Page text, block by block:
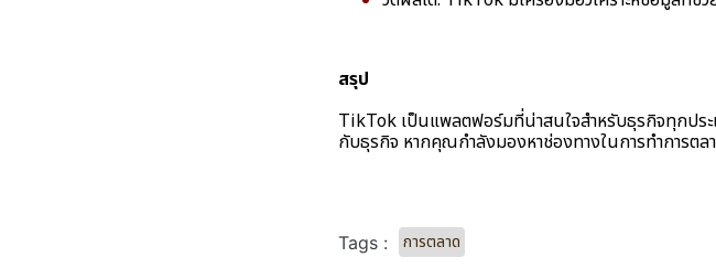
สรุป
TikTok เป็นแพลตฟอร์มที่น่าสนใจสำหรับธุรกิจทุกประ
กับธุรกิจ หากคุณกำลังมองหาช่องทางในการทำการต
Tags : การตลาด